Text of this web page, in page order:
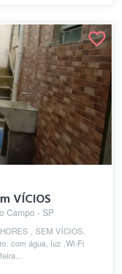
VÍCIOS
Campo - SP
, SEM VÍCIOS.
com água, luz ,Wi-Fi